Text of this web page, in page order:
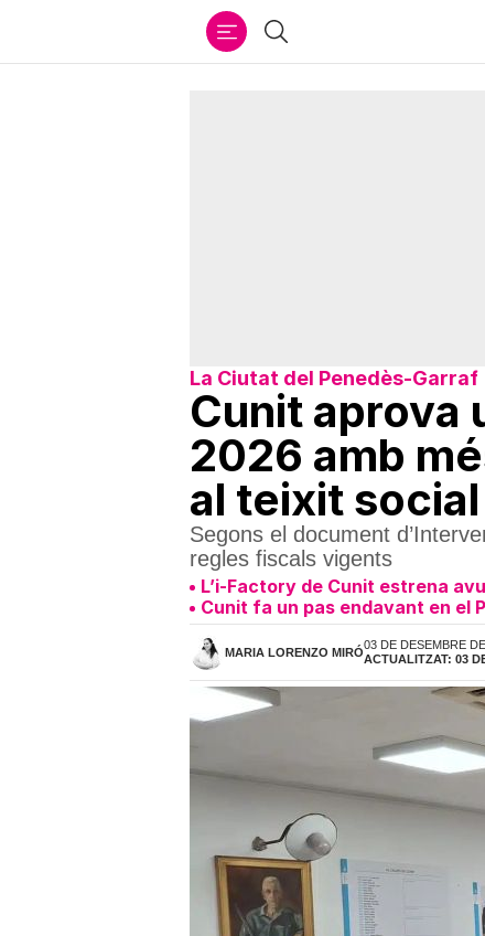
Cercar
La Ciutat del Penedès-Garraf
Cunit aprova
2026 amb
al teixit social
Segons el document
regles fiscals vigents
L’i-Factory de Cunit estrena
Cunit fa un pas endavant en el
MARIA LORENZO MIRÓ
03 DE DESEMBRE
ACTUALITZAT: 03